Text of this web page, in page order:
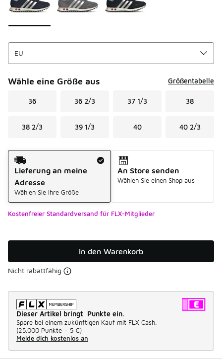
Wähle eine Größe aus Größentabelle
36 36 2/3 37 1/3 38
38 2/3 39 1/3 40 40 2/3
Versandart
Lieferung an meine
Adresse
Wählen Sie Ihre Größe
An Store senden
Wählen Sie einen Shop aus
Kostenfreier Standardversand für FLX-Mitglieder
In den Warenkorb
Nicht rabattfähig
Dieser Artikel bringt Punkte ein.
Spare bei einem zukünftigen Kauf mit FLX Cash.
(25.000 Punkte = 5 €)
Melde dich kostenlos an